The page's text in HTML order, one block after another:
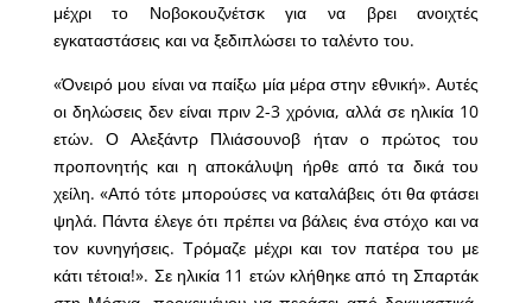
μέχρι το Νοβοκουζνέτσκ για να βρει ανοιχτές
εγκαταστάσεις και να ξεδιπλώσει το ταλέντο του.
«Όνειρό μου είναι να παίξω μία μέρα στην εθνική». Αυτές
οι δηλώσεις δεν είναι πριν 2-3 χρόνια, αλλά σε ηλικία 10
ετών. Ο Αλεξάντρ Πλιάσουνοβ ήταν ο πρώτος του
προπονητής και η αποκάλυψη ήρθε από τα δικά του
χείλη. «Από τότε μπορούσες να καταλάβεις ότι θα φτάσει
ψηλά. Πάντα έλεγε ότι πρέπει να βάλεις ένα στόχο και να
τον κυνηγήσεις. Τρόμαζε μέχρι και τον πατέρα του με
κάτι τέτοια!». Σε ηλικία 11 ετών κλήθηκε από τη Σπαρτάκ